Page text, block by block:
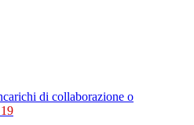
di collaborazione o
19